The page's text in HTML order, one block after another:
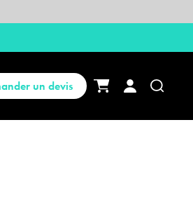
un devis